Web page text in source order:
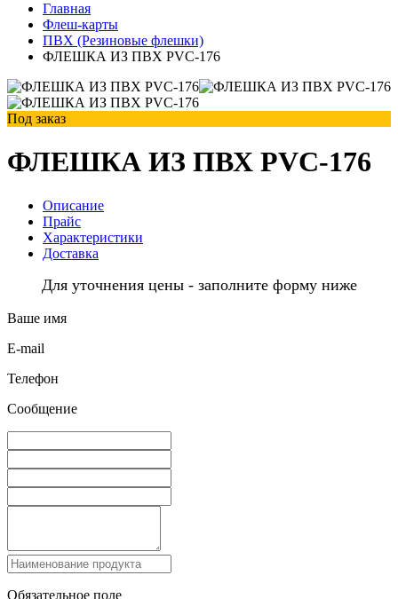
Главная
Флеш-карты
ПВХ (Резиновые флешки)
ФЛЕШКА ИЗ ПВХ PVC-176
Под заказ
ФЛЕШКА ИЗ ПВХ PVC-176
Описание
Прайс
Характеристики
Доставка
Для уточнения цены - заполните форму ниже
Ваше имя
E-mail
Телефон
Сообщение
Обязательное поле